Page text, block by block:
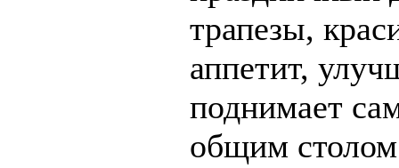
трапезы,
аппетит,
поднимает
общим